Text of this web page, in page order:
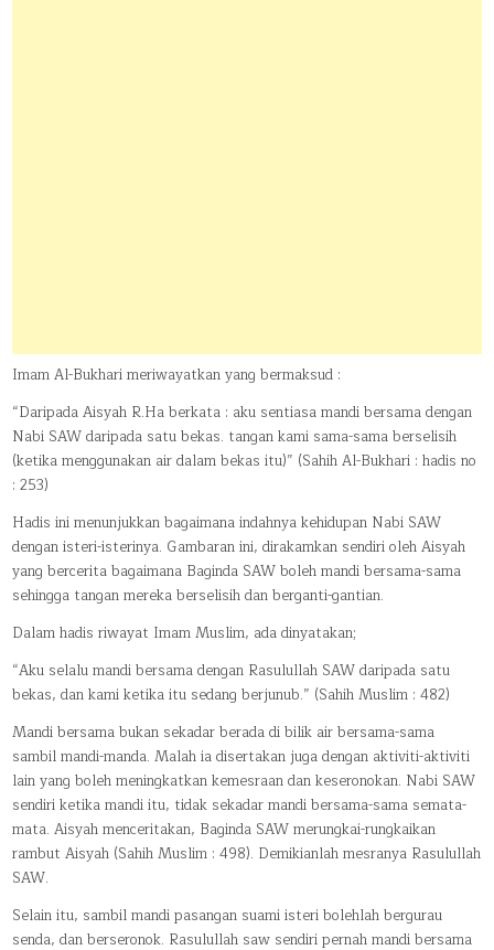
Imam Al-Bukhari meriwayatkan yang bermaksud :
“Daripada Aisyah R.Ha berkata : aku sentiasa mandi bersama dengan
Nabi SAW daripada satu bekas. tangan kami sama-sama berselisih
(ketika menggunakan air dalam bekas itu)” (Sahih Al-Bukhari : hadis no
: 253)
Hadis ini menunjukkan bagaimana indahnya kehidupan Nabi SAW
dengan isteri-isterinya. Gambaran ini, dirakamkan sendiri oleh Aisyah
yang bercerita bagaimana Baginda SAW boleh mandi bersama-sama
sehingga tangan mereka berselisih dan berganti-gantian.
Dalam hadis riwayat Imam Muslim, ada dinyatakan;
“Aku selalu mandi bersama dengan Rasulullah SAW daripada satu
bekas, dan kami ketika itu sedang berjunub.” (Sahih Muslim : 482)
Mandi bersama bukan sekadar berada di bilik air bersama-sama
sambil mandi-manda. Malah ia disertakan juga dengan aktiviti-aktiviti
lain yang boleh meningkatkan kemesraan dan keseronokan. Nabi SAW
sendiri ketika mandi itu, tidak sekadar mandi bersama-sama semata-
mata. Aisyah menceritakan, Baginda SAW merungkai-rungkaikan
rambut Aisyah (Sahih Muslim : 498). Demikianlah mesranya Rasulullah
SAW.
Selain itu, sambil mandi pasangan suami isteri bolehlah bergurau
senda, dan berseronok. Rasulullah saw sendiri pernah mandi bersama